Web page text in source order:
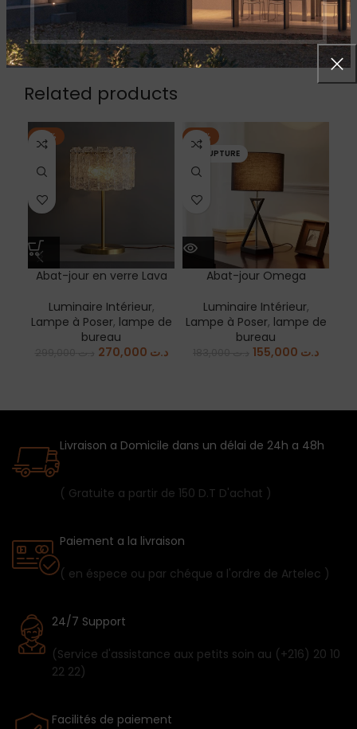
EXPÉDITION & LIVRAISON
Related products
-10%
Abat-jour en verre Lava
Luminaire Intérieur,
Lampe à Poser, lampe de
bureau
د.ت
-15%
EN RUPTURE
Abat-jour Omega
Luminaire Intérieur,
Lampe à Poser, lampe de
bureau
د.ت
Livraison a Domicile dans un délai de 24h a 48h
( Gratuite a partir de 150 D.T D'achat )
Paiement a la livraison
( en éspece ou par chéque a l'ordre de Artelec )
24/7 Support
(Service d'assistance aux petits soin au (+216) 20 10
22 22)
Facilités de paiement